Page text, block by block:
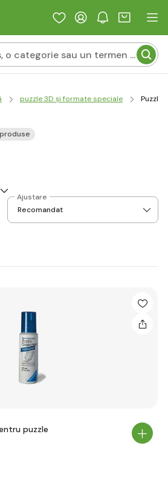
puzzle 3D și formate speciale Puzzle
produse
Ajustare
puzzle